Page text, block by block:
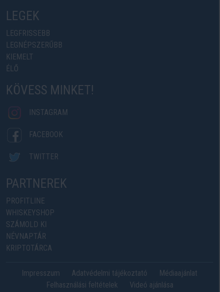
LEGEK
LEGFRISSEBB
LEGNÉPSZERŰBB
KIEMELT
ÉLŐ
KÖVESS MINKET!
INSTAGRAM
FACEBOOK
TWITTER
PARTNEREK
PROFITLINE
WHISKEYSHOP
SZÁMOLD KI
NÉVNAPTÁR
KRIPTOTÁRCA
Impresszum Adatvédelmi tájékoztató
Médiaajánlat
Felhasználási feltételek
Videó ajánlása